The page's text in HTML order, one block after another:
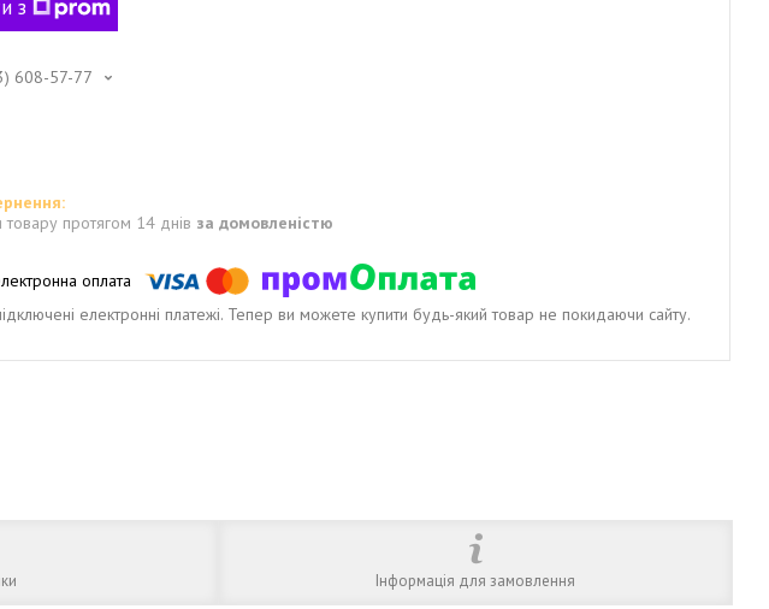
з
608-57-77
протягом 14 днів за домовленістю
електронні платежі. Тепер ви можете купити будь-який товар не покидаючи сайту.
Інформація для замовлення